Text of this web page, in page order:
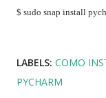
$ sudo snap install
LABELS: COMO
PYCHARM